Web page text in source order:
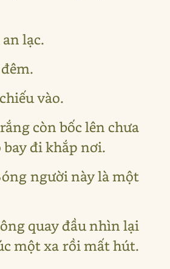
lạc.
vào.
còn bốc lên chưa
đi khắp nơi.
người này là một
quay đầu nhìn lại
một xa rồi mất hút.